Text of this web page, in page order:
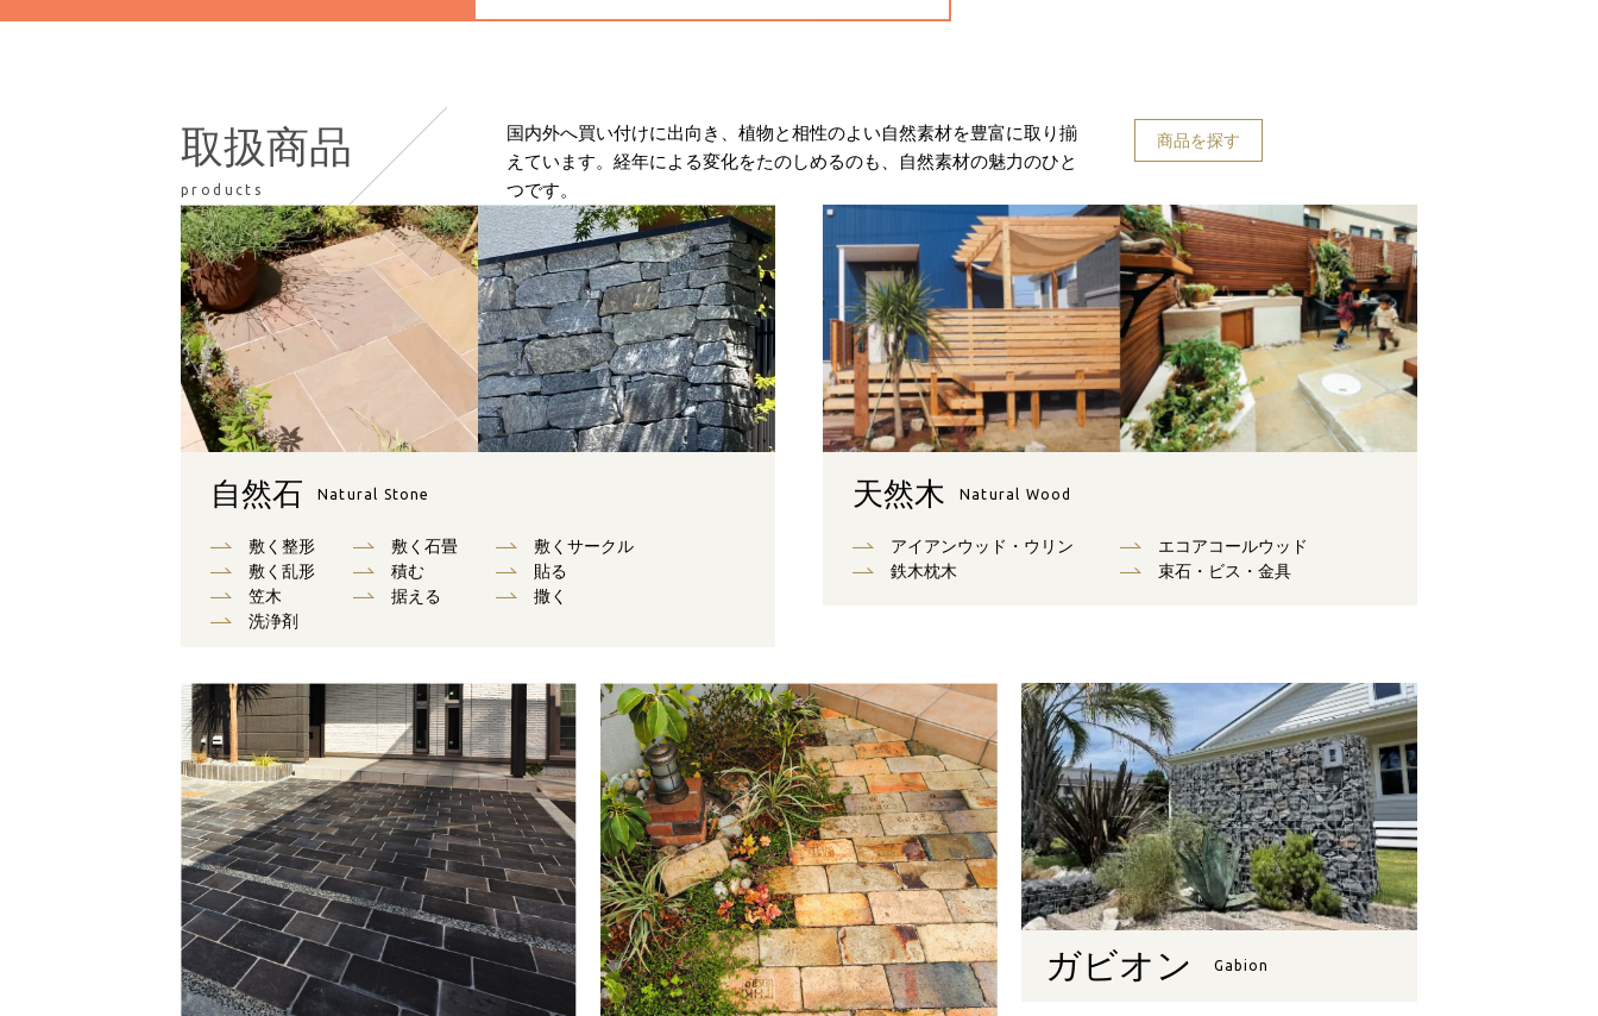
取扱商品
products
国内外へ買い付けに出向き、植物と相性のよい自然素材を豊富に取り揃
えています。経年による変化をたのしめるのも、自然素材の魅力のひと
つです。
商品を探す
自然石 Natural Stone
敷く整形 敷く石畳
敷くサークル
敷く乱形
積む
貼る
笠木
据える
撒く
洗浄剤
天然木 Natural Wood
アイアンウッド・ウリン
エコアコールウッド
鉄木枕木
束⽯・ビス・⾦具
ガビオン Gabion